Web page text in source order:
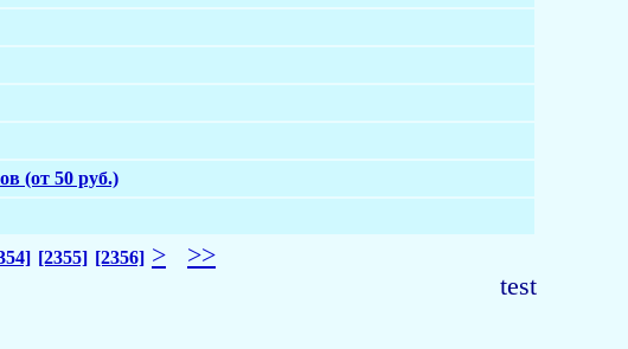
(от 50 руб.)
[2355] [2356] >
>>
test